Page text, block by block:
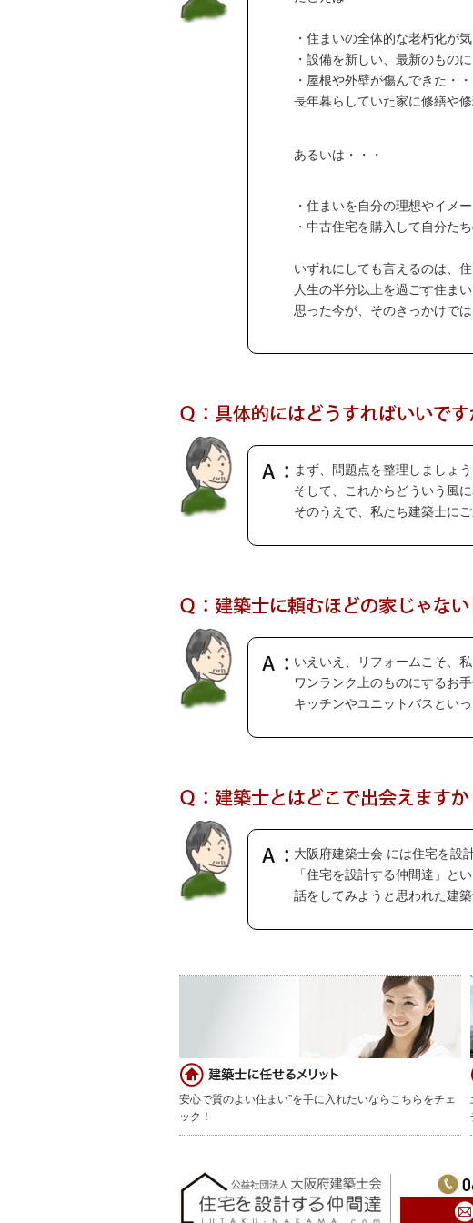
・住まいの全体的な老朽化が気
・設備を新しい、最新のものに
・屋根や外壁が傷んできた・
長年暮らしていた家に修繕や
あるいは・・・
・住まいを自分の理想やイメ
・中古住宅を購入して自分た
いずれにしても言えるのは、
人生の半分以上を過ごす住ま
思った今が、そのきっかけで
まず、問題点を整理しましょう
そして、これからどういう風
そのうえで、私たち建築士にご
いえいえ、リフォームこそ、
ワンランク上のものにするお
キッチンやユニットバスとい
大阪府建築士会 には住宅を設
「住宅を設計する仲間達」と
話をしてみようと思われた建
安心で質のよい住まい”を手に入れたいならこちらをチェ
ック！